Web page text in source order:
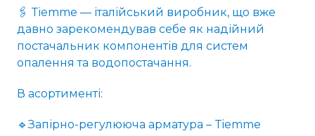
🖇 Tiemme — італійський виробник, що вже
давно зарекомендував себе як надійний
постачальник компонентів для систем
опалення та водопостачання.
В асортименті:
🔹Запірно-регулююча арматура – Tiemme